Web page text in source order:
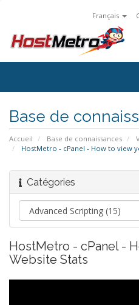
Français
Base de
Accueil Base de connaissances
HostMetro - cPanel - How to view
Catégories
HostMetro - cPanel -
Website Stats